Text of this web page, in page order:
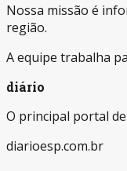
Nossa missão é
região.
A equipe trabalha
diário
O principal portal
diarioesp.com.br